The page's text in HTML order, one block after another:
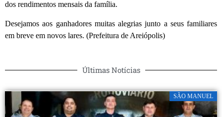
dos rendimentos mensais da família.
Desejamos aos ganhadores muitas alegrias junto a seus familiares
em breve em novos lares. (Prefeitura de Areiópolis)
Últimas Notícias
SÃO MANUEL